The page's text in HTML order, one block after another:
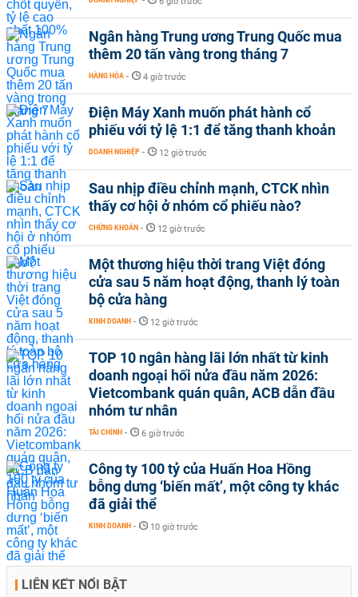
Ngân hàng Trung ương Trung Quốc mua
thêm 20 tấn vàng trong tháng 7
HÀNG HÓA - 4 giờ trước
Điện Máy Xanh muốn phát hành cổ
phiếu với tỷ lệ 1:1 để tăng thanh khoản
DOANH NGHIỆP - 12 giờ trước
Sau nhịp điều chỉnh mạnh, CTCK nhìn
thấy cơ hội ở nhóm cổ phiếu nào?
CHỨNG KHOÁN - 12 giờ trước
Một thương hiệu thời trang Việt đóng
cửa sau 5 năm hoạt động, thanh lý toàn
bộ cửa hàng
KINH DOANH - 12 giờ trước
TOP 10 ngân hàng lãi lớn nhất từ kinh
doanh ngoại hối nửa đầu năm 2026:
Vietcombank quán quân, ACB dẫn đầu
nhóm tư nhân
TÀI CHÍNH - 6 giờ trước
Công ty 100 tỷ của Huấn Hoa Hồng
bỗng dưng ‘biến mất’, một công ty khác
đã giải thể
KINH DOANH - 10 giờ trước
LIÊN KẾT NỔI BẬT